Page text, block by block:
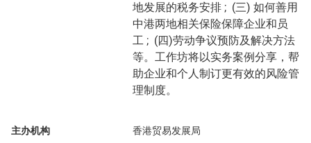
地发展的税务安排 ; (三) 如何善用
中港两地相关保险保障企业和员
工 ; (四)劳动争议预防及解决方法
等。工作坊将以实务案例分享，帮
助企业和个人制订更有效的风险管
理制度。
主办机构 香港贸易发展局